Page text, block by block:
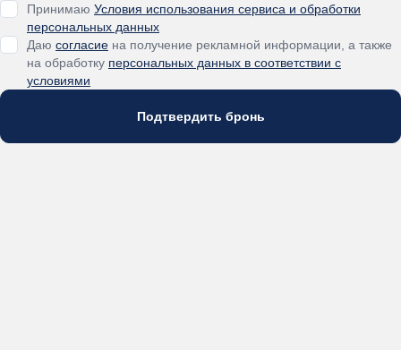
Принимаю Условия использования сервиса и обработки
персональных данных
Даю согласие
на обработку персональных данных в соответствии с
условиями
Подтвердить бронь